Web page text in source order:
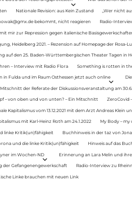
Nationale Revision: aus Kein Zustand „Wer nicht
bekommt, nicht reagieren Radio-
mir zur Repression gegen italienische
Heidelberg 2021. – Rezension auf Homepage der Rosa-
auf den 25. Baden-Württembergischen Theater Tagen in
– Interview mit Radio Flora Something is rotten in
Fulda und im Raum Osthessen jetzt auch online
der Referate der Diskussionsveranstaltung am
– von oben und von unten? – Ein Mitschnitt ZeroCovid
Kapitalismus vom 13.12.2021 mit dem Arzt Andreas Klein
mit Karl-Heinz Roth am 24.1.2022 My Body –
linke Kritik(un)fähigkeit Buchhinweis in der taz von
und die linke Kritik(un)fähigkeit Hinweis auf das
im Wochen-ND Erinnerung an Lara Melin und
der Gefangenengewerkschaft Radio-Interview zu
Linke brauchen mit neuen Link